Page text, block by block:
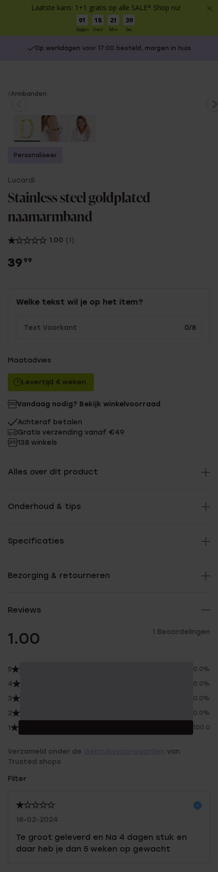
Laatste kans: 1+1 gratis op alle SALE* Shop nu!
01
Dagen
18
Uren
21
Min
39
Sec
Op werkdagen voor 17:00 besteld, morgen in huis
You
here:
Armbanden
Personaliseer
Lucardi
Stainless steel goldplated
naamarmband
1.00 (1)
39 99
Welke tekst wil je op het item?
0/8
Maatadvies
Levertijd 4 weken
Vandaag nodig? Bekijk winkelvoorraad
Achteraf betalen
Gratis verzending vanaf €49
138 winkels
Alles over dit product
Onderhoud & tips
Specificaties
Bezorging & retourneren
Reviews
1.00 1 Beoordelingen
5 0.0%
4 0.0%
3 0.0%
2 0.0%
1 100.0%
Verzameld onder de
van
Trusted shops
Filter
18-02-2024
Te groot geleverd en Na 4 dagen stuk en
daar heb je dan 5 weken op gewacht